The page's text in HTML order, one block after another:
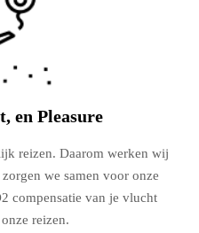
en Pleasure
reizen. Daarom werken wij
we samen voor onze
compensatie van je vlucht
reizen.